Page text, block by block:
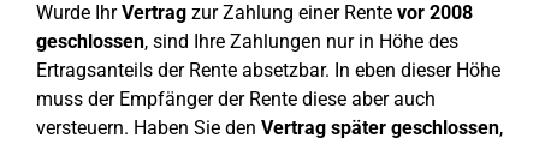
Wurde IhrVertrag zur Zahlung einer Rente vor 2008
geschlossen, sind Ihre Zahlungen nur in Höhe des
Ertragsanteils der Rente absetzbar. In eben dieser Höhe
muss der Empfänger der Rente diese aber auch
versteuern. Haben Sie den Vertrag später geschlossen,